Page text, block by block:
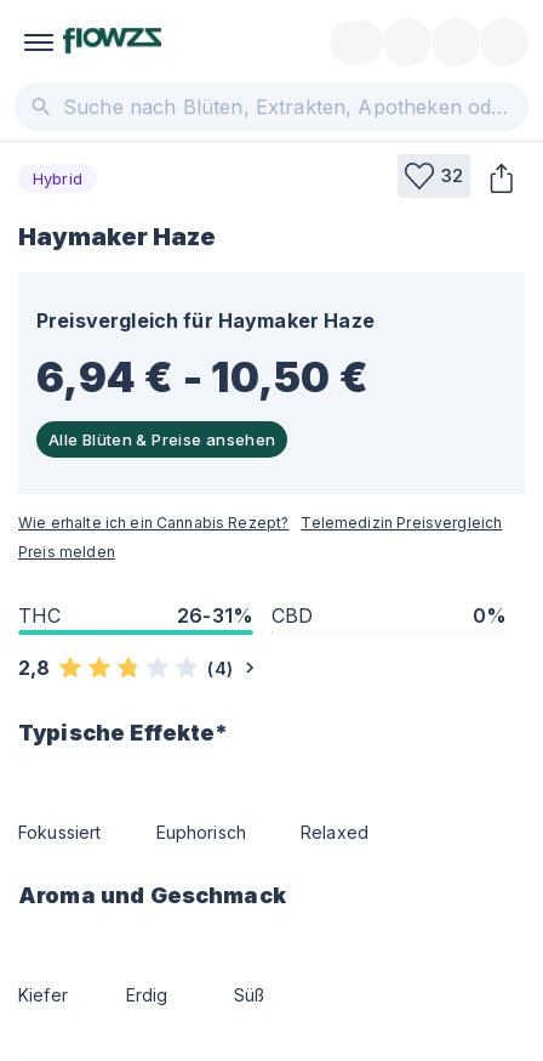
Hybrid 32
Haymaker Haze
Preisvergleich für Haymaker Haze
6,94 € - 10,50 €
Alle Blüten & Preise ansehen
Wie erhalte ich ein Cannabis Rezept?
Telemedizin Preisvergleich
Preis melden
THC 26-31% CBD 0%
2,8 (4)
Typische Effekte*
Fokussiert Euphorisch Relaxed
Aroma und Geschmack
Kiefer Erdig Süß